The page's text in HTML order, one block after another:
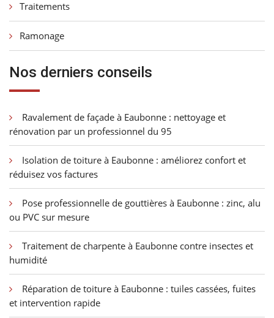
Traitements
Ramonage
Nos derniers conseils
Ravalement de façade à Eaubonne : nettoyage et
rénovation par un professionnel du 95
Isolation de toiture à Eaubonne : améliorez confort et
réduisez vos factures
Pose professionnelle de gouttières à Eaubonne : zinc, alu
ou PVC sur mesure
Traitement de charpente à Eaubonne contre insectes et
humidité
Réparation de toiture à Eaubonne : tuiles cassées, fuites
et intervention rapide